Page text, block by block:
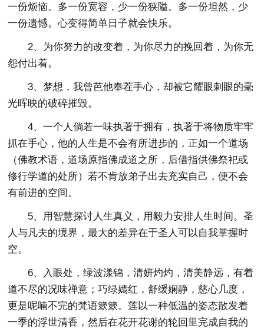
一份烦恼。多一份宽容，少一份狭隘。多一份坦然，少
一份遗憾。心变得简单日子就会快乐。
2、为你努力的改变着，为你尽力的挽回着，为你无
怨付出着。
3、梦想，我曾芭他奉茬手心，却被它耀眼刺眼的毫
光晖映的破碎摧毁。
4、一个人倘若一味执著于拥有，执著于将物质牢牢
抓在手心，他的人生是不会有所进步的，正如一个道场
（佛教术语，道场原指佛成道之所，后借指供佛祭祀或
修行学道的处所）若不肯放弟子出去充实自己，便不会
有前进的空间。
5、用智慧探讨人生真义，用毅力安排人生时间。圣
人与凡夫的境界，最大的差异在于圣人可以自我掌握时
空。
6、入眼处，绿波漾锦，清妍灼灼，清美静远，有着
道不尽的况味禅意；巧绿嫣红，舒缓娴静，慈心几度，
更是呢喃不完的梵语簌簌。莲以一种低温的姿态散发着
一季的浮世清香，然后在花开花谢的轮回里完成自我的